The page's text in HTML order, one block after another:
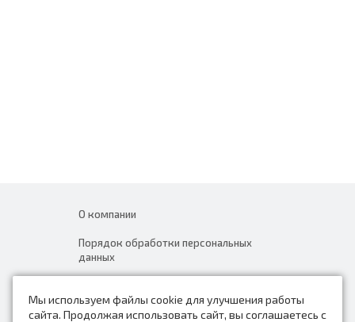
Мы используем файлы cookie для улучшения работы
сайта. Продолжая использовать сайт, вы соглашаетесь с
О компании
Порядок обработки персональных
данных
Контакты